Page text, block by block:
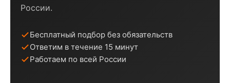
России.
Бесплатный подбор без обязательств
Ответим в течение 15 минут
Работаем по всей России